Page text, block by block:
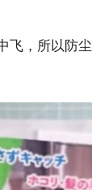
，所以防